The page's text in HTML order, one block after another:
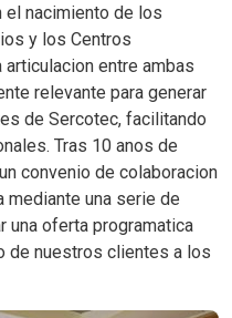
el nacimiento de los
y los Centros
entre ambas
relevante para generar
de Sercotec, facilitando
Tras 10 anos de
convenio de colaboracion
una serie de
una oferta programatica
de nuestros clientes a los